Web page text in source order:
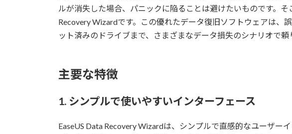
ルが消失した場合、パニックに陥ることは避けたいものです。そ
Recovery Wizardです。この優れたデータ復旧ソフトウェアは、
ット済みのドライブまで、さまざまなデータ損失のシナリオで頼
主要な特徴
1. シンプルで使いやすいインターフェース
EaseUS Data Recovery Wizardは、シンプルで直感的なユーザー